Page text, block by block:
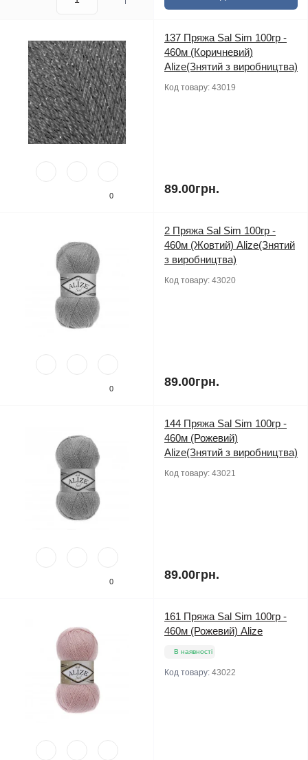
0
137 Пряжа Sal Sim 100гр -
460м (Коричневий)
Alize(Знятий з виробництва)
Код товару: 43019
89.00грн.
0
2 Пряжа Sal Sim 100гр -
460м (Жовтий) Alize(Знятий
з виробництва)
Код товару: 43020
89.00грн.
0
144 Пряжа Sal Sim 100гр -
460м (Рожевий)
Alize(Знятий з виробництва)
Код товару: 43021
89.00грн.
161 Пряжа Sal Sim 100гр -
460м (Рожевий) Alize
В наявності
Код товару: 43022